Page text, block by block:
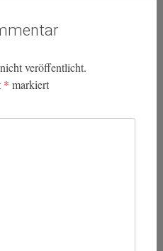
veröffentlicht.
* markiert